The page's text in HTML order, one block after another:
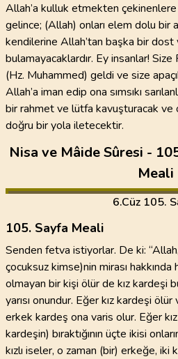
Allah’a kulluk etmekten
gelince; (Allah) onları elem dolu bir
kendilerine Allah’tan başka bir dost
bulamayacaklardır. Ey insanlar!
(Hz. Muhammed) geldi ve size
Allah’a iman edip ona sımsıkı
bir rahmet ve lütfa kavuşturacak ve
doğru bir yola iletecektir.
Nisa ve Mâide Sûresi -
Meali
6.Cüz 105.
105. Sayfa Meali
Senden fetva istiyorlar. De ki:
çocuksuz kimse)nin mirası hakkında
olmayan bir kişi ölür de kız kardeşi
yarısı onundur. Eğer kız kardeşi
erkek kardeş ona varis olur. Eğer
kardeşin) bıraktığının üçte ikisi
kızlı iseler, o zaman (bir) erkeğe, iki